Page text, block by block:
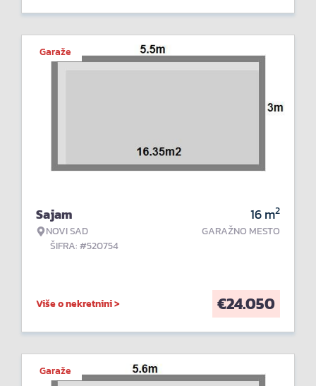
Garaže
Sajam
NOVI SAD
ŠIFRA: #520754
16m2
GARAŽNO MESTO
Više o nekretnini > €24.050
Garaže